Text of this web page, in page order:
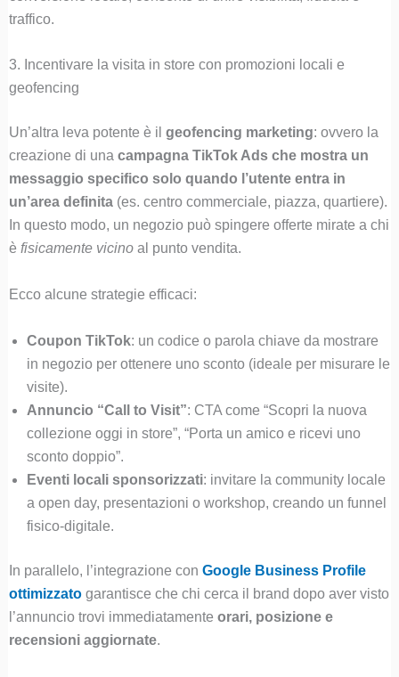
traffico.
3. Incentivare la visita in store con promozioni locali e
geofencing
Un’altra leva potente è il geofencing marketing: ovvero la
creazione di una campagna TikTok Ads che mostra un
messaggio specifico solo quando l’utente entra in
un’area definita(es. centro commerciale, piazza, quartiere).
In questo modo, un negozio può spingere offerte mirate a chi
è fisicamente vicinoal punto vendita.
Ecco alcune strategie efficaci:
Coupon TikTok: un codice o parola chiave da mostrare
in negozio per ottenere uno sconto (ideale per misurare le
visite).
Annuncio “Call to Visit”: CTA come “Scopri la nuova
collezione oggi in store”, “Porta un amico e ricevi uno
sconto doppio”.
Eventi locali sponsorizzati: invitare la community locale
a open day, presentazioni o workshop, creando un funnel
fisico-digitale.
In parallelo, l’integrazione con Google Business Profile
ottimizzatogarantisce che chi cerca il brand dopo aver visto
l’annuncio trovi immediatamente orari, posizione e
recensioni aggiornate.